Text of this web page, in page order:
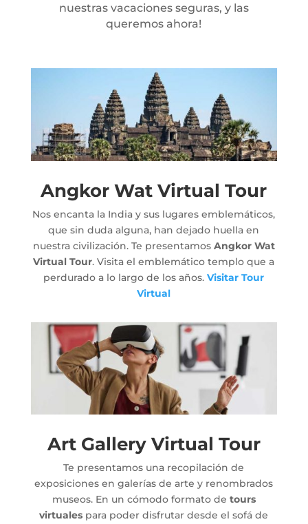
nuestras vacaciones seguras, y las
queremos ahora!
Angkor Wat Virtual Tour
Nos encanta la India y sus lugares emblemáticos,
que sin duda alguna, han dejado huella en
nuestra civilización. Te presentamos Angkor Wat
Virtual Tour. Visita el emblemático templo que a
perdurado a lo largo de los años.Visitar Tour
Virtual
Art Gallery Virtual Tour
Te presentamos una recopilación de
exposiciones en galerías de arte y renombrados
museos. En un cómodo formato de tours
virtuales para poder disfrutar desde el sofá de